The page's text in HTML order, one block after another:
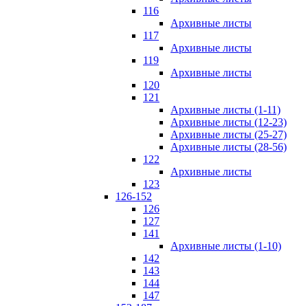
116
Архивные листы
117
Архивные листы
119
Архивные листы
120
121
Архивные листы (1-11)
Архивные листы (12-23)
Архивные листы (25-27)
Архивные листы (28-56)
122
Архивные листы
123
126-152
126
127
141
Архивные листы (1-10)
142
143
144
147